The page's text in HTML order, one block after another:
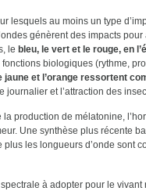
lesquels au moins un type
génèrent des impacts
le bleu, le vert et le rouge, en
fonctions biologiques (rythme,
jaune et l’orange ressortent
journalier et l’attraction des
production de mélatonine,
Une synthèse plus récente
les longueurs d’onde sont
à adopter pour le